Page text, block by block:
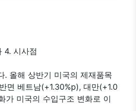
4. 시사점
. 올해 상반기 미국의 제재품목
면 베트남(+1.30%p), 대만(+1.0
가 미국의 수입구조 변화로 이